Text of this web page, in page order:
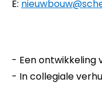
E:
- Een ontwikkeling
- In collegiale